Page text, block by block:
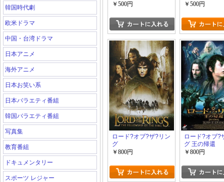
韓国時代劇
欧米ドラマ
中国・台湾ドラマ
日本アニメ
海外アニメ
日本お笑い系
日本バラエティ番組
韓国バラエティ番組
写真集
教育番組
ドキュメンタリー
スポーツ レジャー
￥500円
￥500円
ロード?オブ?ザ?リン
グ
￥800円
ロード?オブ?
グ 王の帰還
￥800円